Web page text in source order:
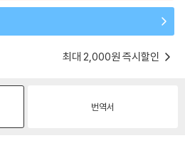
최대 2,000원 즉시할인
번역서